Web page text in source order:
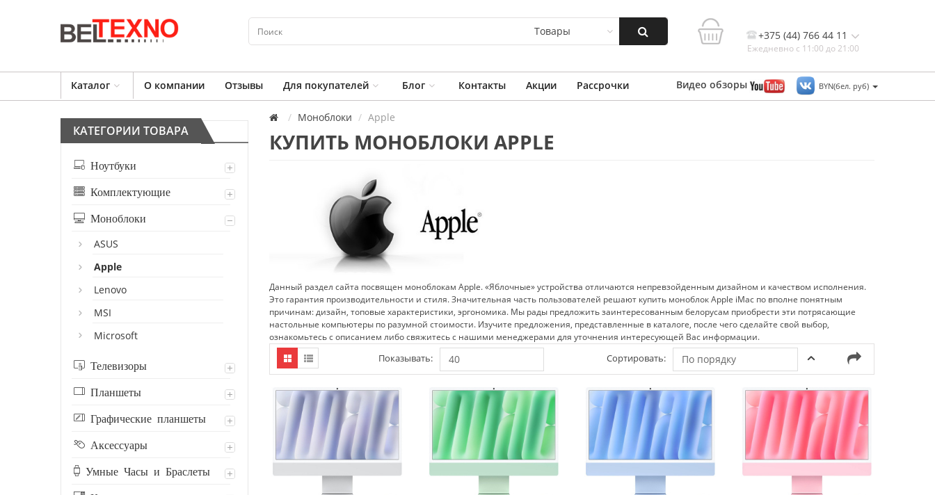
Товары +375 (44) 766 44 11
Ежедневно с 11:00 до 21:00
Каталог О компании Отзывы Для покупателей Блог Контакты Акции Рассрочки Видео обзоры BYN(бел. руб)
КАТЕГОРИИ ТОВАРА
Ноутбуки
Комплектующие
Моноблоки
ASUS
Apple
Lenovo
MSI
Microsoft
Телевизоры
Планшеты
Графические планшеты
Аксессуары
Умные Часы и Браслеты
Моноблоки Apple
КУПИТЬ МОНОБЛОКИ APPLE
Данный раздел сайта посвящен моноблокам Apple. «Яблочные» устройства отличаются непревзойденным дизайном и качеством исполнения.
Это гарантия производительности и стиля. Значительная часть пользователей решают купить моноблок Apple iMac по вполне понятным
причинам: дизайн, топовые характеристики, эргономика. Мы рады предложить заинтересованным белорусам приобрести эти потрясающие
настольные компьютеры по разумной стоимости. Изучите предложения, представленные в каталоге, после чего сделайте свой выбор,
ознакомьтесь с описанием либо свяжитесь с нашими менеджерами для уточнения интересующей Вас информации.
Показывать: 40 По порядку
Сортировать: